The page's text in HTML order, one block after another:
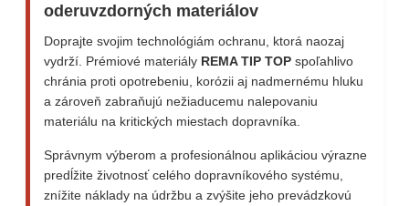
oderuvzdorných materiálov
Doprajte svojim technológiám ochranu, ktorá naozaj
vydrží. Prémiové materiály REMA TIP TOP spoľahlivo
chránia proti opotrebeniu, korózii aj nadmernému hluku
a zároveň zabraňujú nežiaducemu nalepovaniu
materiálu na kritických miestach dopravníka.
Správnym výberom a profesionálnou aplikáciou výrazne
predĺžite životnosť celého dopravníkového systému,
znížite náklady na údržbu a zvýšite jeho prevádzkovú